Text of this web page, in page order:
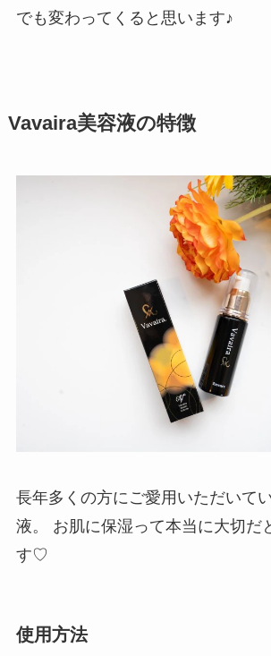
でも変わってくると思います♪
Vavaira美容液の特徴
長年多くの方にご愛用いただいて
液。 お肌に保湿って本当に大切だ
す♡
使用方法